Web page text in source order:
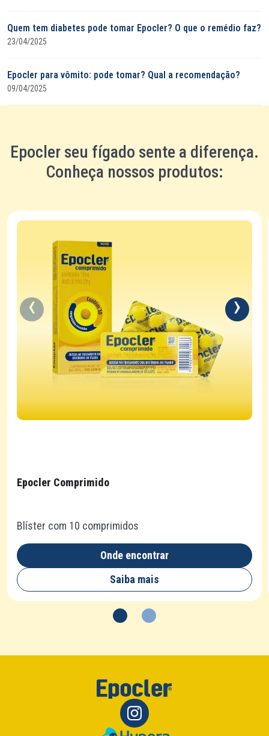
Quem tem diabetes pode tomar Epocler? O que o remédio faz?
23/04/2025
Epocler para vômito: pode tomar? Qual a recomendação?
09/04/2025
Epocler seu fígado sente a diferença.
Conheça nossos produtos:
Epocler Comprimido
Blíster com 10 comprimidos
Onde encontrar
Saiba mais